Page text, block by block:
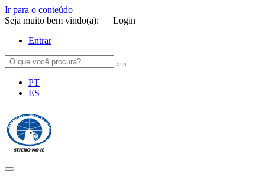
Ir para o conteúdo
Seja muito bem vindo(a):
Login
Entrar
PT
ES